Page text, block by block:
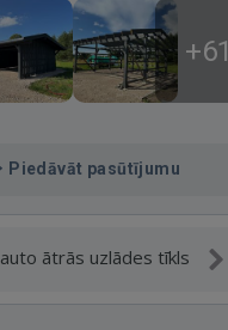
+61
Piedāvāt pasūtījumu
ātrās uzlādes tīkls